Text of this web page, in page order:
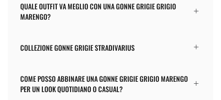
QUALE OUTFIT VA MEGLIO CON UNA GONNE GRIGIE GRIGIO
MARENGO?
COLLEZIONE GONNE GRIGIE STRADIVARIUS
COME POSSO ABBINARE UNA GONNE GRIGIE GRIGIO MARENGO
PER UN LOOK QUOTIDIANO O CASUAL?